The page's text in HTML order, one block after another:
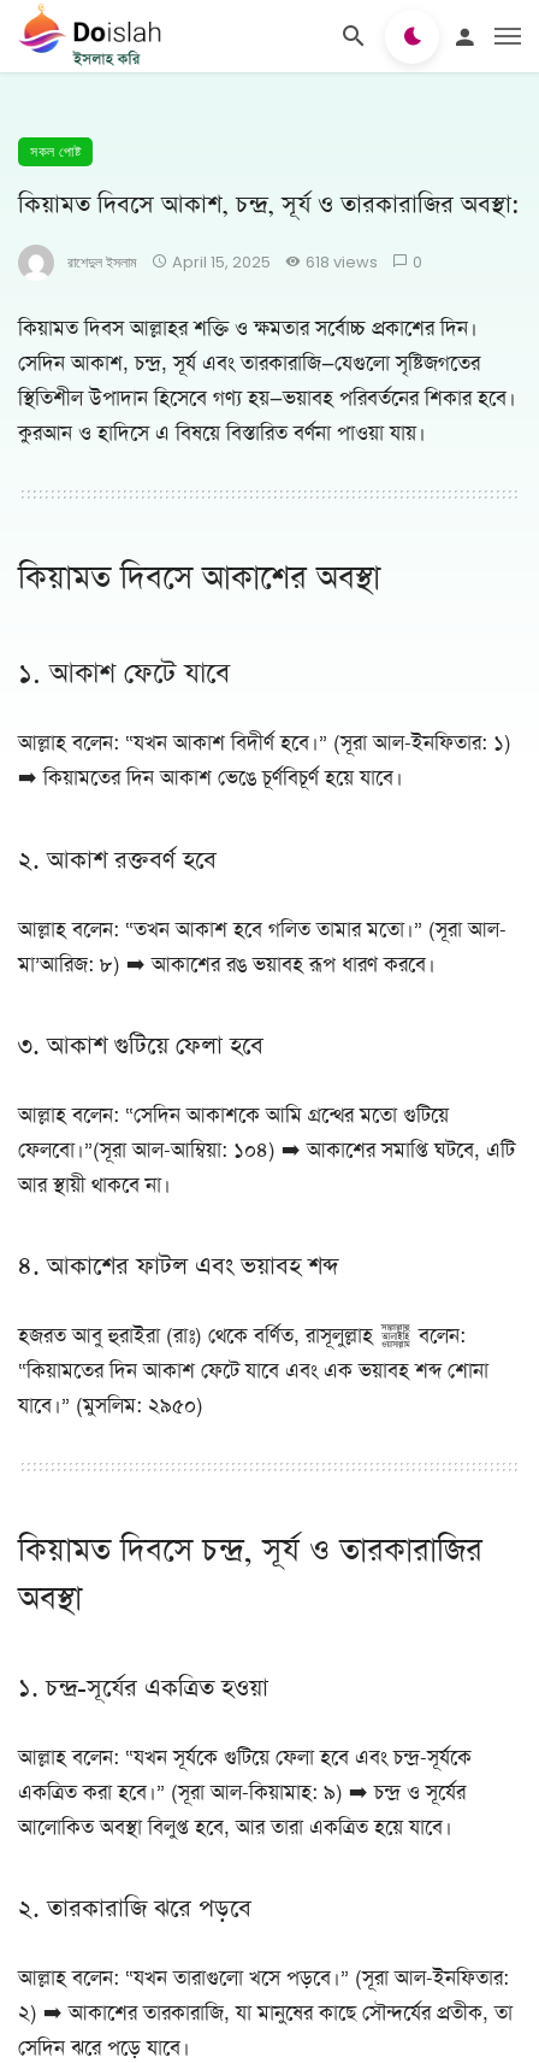
সকল পোষ্ট
কিয়ামত দিবসে আকাশ, চন্দ্র, সূর্য ও তারকারাজির অবস্থা:
রাশেদুল ইসলাম April 15, 2025 618 views 0
কিয়ামত দিবস আল্লাহর শক্তি ও ক্ষমতার সর্বোচ্চ প্রকাশের দিন।
সেদিন আকাশ, চন্দ্র, সূর্য এবং তারকারাজি—যেগুলো সৃষ্টিজগতের
স্থিতিশীল উপাদান হিসেবে গণ্য হয়—ভয়াবহ পরিবর্তনের শিকার হবে।
কুরআন ও হাদিসে এ বিষয়ে বিস্তারিত বর্ণনা পাওয়া যায়।
কিয়ামত দিবসে আকাশের অবস্থা
১. আকাশ ফেটে যাবে
আল্লাহ বলেন: “যখন আকাশ বিদীর্ণ হবে।” (সূরা আল-ইনফিতার: ১)
➡️ কিয়ামতের দিন আকাশ ভেঙে চূর্ণবিচূর্ণ হয়ে যাবে।
২. আকাশ রক্তবর্ণ হবে
আল্লাহ বলেন: “তখন আকাশ হবে গলিত তামার মতো।” (সূরা আল-
মা’আরিজ: ৮) ➡️ আকাশের রঙ ভয়াবহ রূপ ধারণ করবে।
৩. আকাশ গুটিয়ে ফেলা হবে
আল্লাহ বলেন: “সেদিন আকাশকে আমি গ্রন্থের মতো গুটিয়ে
ফেলবো।”(সূরা আল-আম্বিয়া: ১০৪) ➡️ আকাশের সমাপ্তি ঘটবে, এটি
আর স্থায়ী থাকবে না।
৪. আকাশের ফাটল এবং ভয়াবহ শব্দ
হজরত আবু হুরাইরা (রাঃ) থেকে বর্ণিত, রাসূলুল্লাহ ﷺ বলেন:
“কিয়ামতের দিন আকাশ ফেটে যাবে এবং এক ভয়াবহ শব্দ শোনা
যাবে।” (মুসলিম: ২৯৫০)
কিয়ামত দিবসে চন্দ্র, সূর্য ও তারকারাজির
অবস্থা
১. চন্দ্র-সূর্যের একত্রিত হওয়া
আল্লাহ বলেন: “যখন সূর্যকে গুটিয়ে ফেলা হবে এবং চন্দ্র-সূর্যকে
একত্রিত করা হবে।” (সূরা আল-কিয়ামাহ: ৯) ➡️ চন্দ্র ও সূর্যের
আলোকিত অবস্থা বিলুপ্ত হবে, আর তারা একত্রিত হয়ে যাবে।
২. তারকারাজি ঝরে পড়বে
আল্লাহ বলেন: “যখন তারাগুলো খসে পড়বে।” (সূরা আল-ইনফিতার:
২) ➡️ আকাশের তারকারাজি, যা মানুষের কাছে সৌন্দর্যের প্রতীক, তা
সেদিন ঝরে পড়ে যাবে।